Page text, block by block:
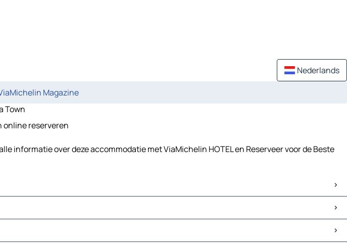
Nederlands
Magazine
Town
online reserveren
informatie over deze accommodatie met ViaMichelin HOTEL en Reserveer voor de Beste